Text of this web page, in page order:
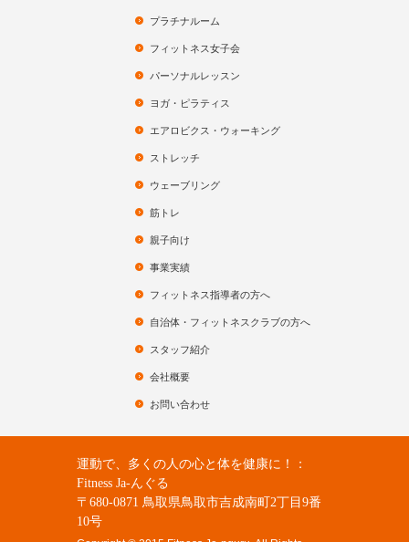
プラチナルーム
フィットネス女子会
パーソナルレッスン
ヨガ・ピラティス
エアロビクス・ウォーキング
ストレッチ
ウェーブリング
筋トレ
親子向け
事業実績
フィットネス指導者の方へ
自治体・フィットネスクラブの方へ
スタッフ紹介
会社概要
お問い合わせ
運動で、多くの人の心と体を健康に！：
Fitness Ja-んぐる
〒680-0871 鳥取県鳥取市吉成南町2丁目9番
10号